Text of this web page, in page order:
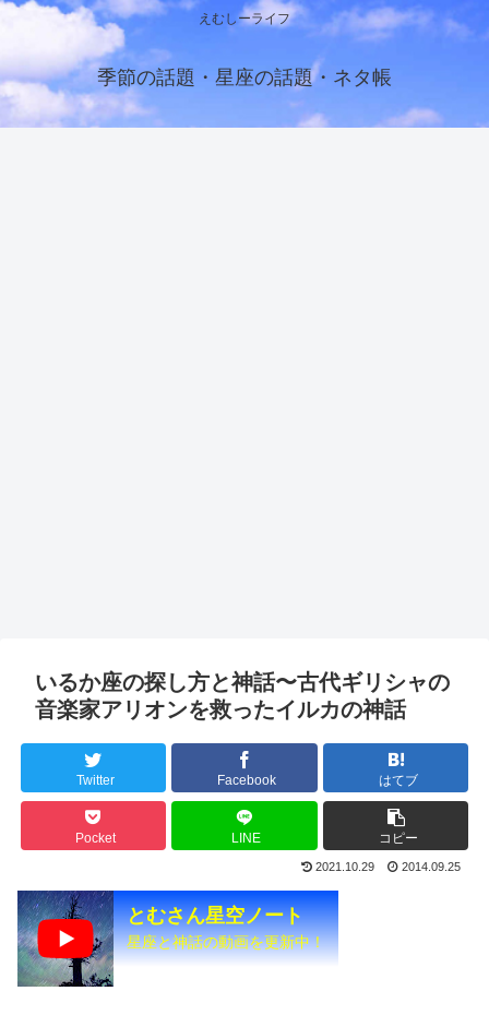
えむしーライフ
季節の話題・星座の話題・ネタ帳
いるか座の探し方と神話〜古代ギリシャの
音楽家アリオンを救ったイルカの神話
Twitter Facebook はてブ
Pocket LINE コピー
2021.10.29 2014.09.25
とむさん星空ノート
星座と神話の動画を更新中！